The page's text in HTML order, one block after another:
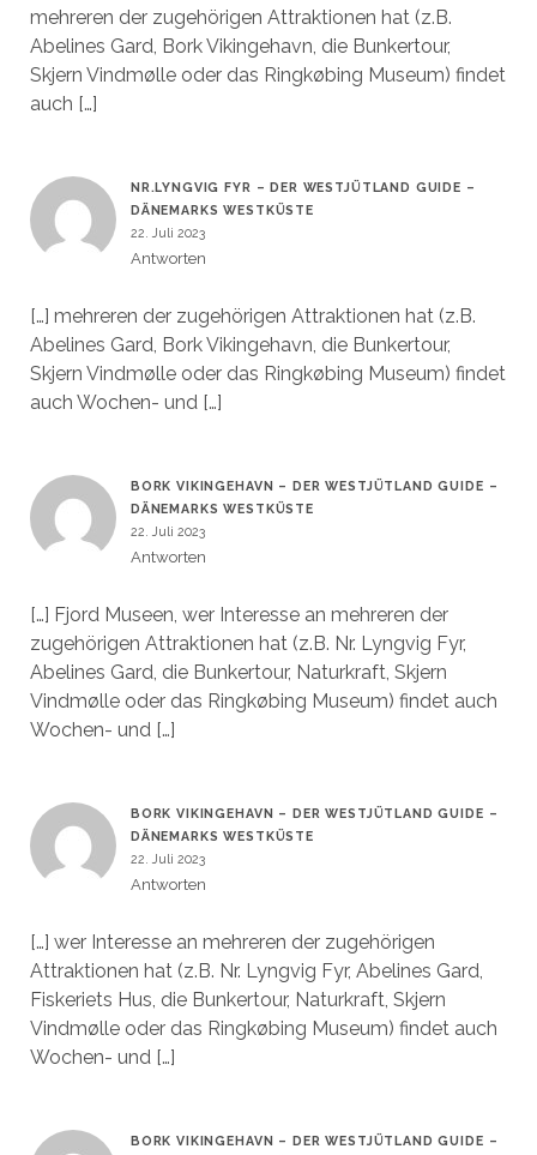
mehreren der zugehörigen Attraktionen hat (z.B.
Abelines Gard, Bork Vikingehavn, die Bunkertour,
Skjern Vindmølle oder das Ringkøbing Museum) findet
auch […]
NR.LYNGVIG FYR – DER WESTJÜTLAND GUIDE –
DÄNEMARKS WESTKÜSTE
22. Juli 2023
Antworten
[…] mehreren der zugehörigen Attraktionen hat (z.B.
Abelines Gard, Bork Vikingehavn, die Bunkertour,
Skjern Vindmølle oder das Ringkøbing Museum) findet
auch Wochen- und […]
BORK VIKINGEHAVN – DER WESTJÜTLAND GUIDE –
DÄNEMARKS WESTKÜSTE
22. Juli 2023
Antworten
[…] Fjord Museen, wer Interesse an mehreren der
zugehörigen Attraktionen hat (z.B. Nr. Lyngvig Fyr,
Abelines Gard, die Bunkertour, Naturkraft, Skjern
Vindmølle oder das Ringkøbing Museum) findet auch
Wochen- und […]
BORK VIKINGEHAVN – DER WESTJÜTLAND GUIDE –
DÄNEMARKS WESTKÜSTE
22. Juli 2023
Antworten
[…] wer Interesse an mehreren der zugehörigen
Attraktionen hat (z.B. Nr. Lyngvig Fyr, Abelines Gard,
Fiskeriets Hus, die Bunkertour, Naturkraft, Skjern
Vindmølle oder das Ringkøbing Museum) findet auch
Wochen- und […]
BORK VIKINGEHAVN – DER WESTJÜTLAND GUIDE –